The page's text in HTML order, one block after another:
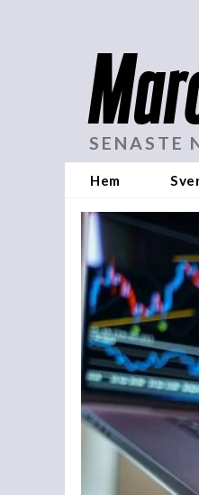
SENASTE
Hem